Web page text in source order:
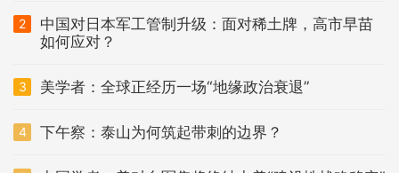
2
中国对日本军工管制升级：面对稀土牌，高市早苗
如何应对？
3 美学者：全球正经历一场“地缘政治衰退”
4 下午察：泰山为何筑起带刺的边界？